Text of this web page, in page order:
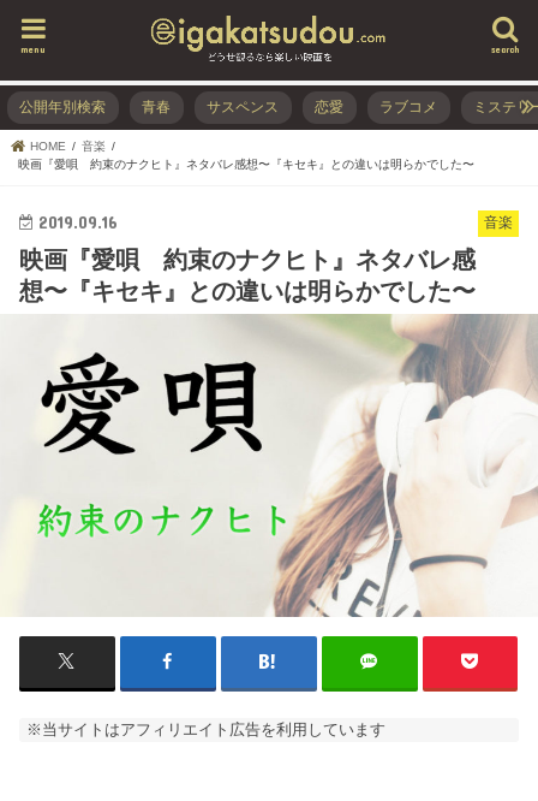
search
menu
公開年別検索 青春 サスペンス 恋愛 ラブコメ ミステリ
HOME
音楽
映画『愛唄 約束のナクヒト』ネタバレ感想〜『キセキ』との違いは明らかでした〜
音楽
2019.09.16
映画『愛唄 約束のナクヒト』ネタバレ感
想〜『キセキ』との違いは明らかでした〜
※当サイトはアフィリエイト広告を利用しています